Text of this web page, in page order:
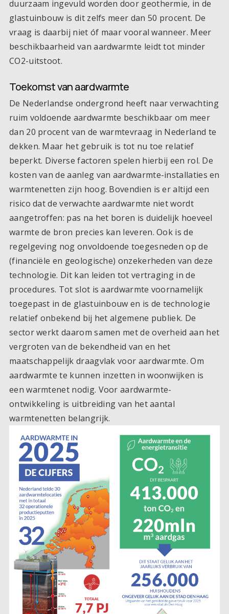
duurzaam ingevuld worden door geothermie, in de
glastuinbouw is dit zelfs meer dan 50 procent. De
vraag is daarbij niet óf maar vooral wanneer. Meer
beschikbaarheid van aardwarmte leidt tot minder
CO2-uitstoot.
Toekomst van aardwarmte
De Nederlandse ondergrond heeft naar verwachting
ruim voldoende aardwarmte beschikbaar om meer
dan 20 procent van de warmtevraag in Nederland te
dekken. Maar het gebruik is tot nu toe relatief
beperkt. Diverse factoren spelen hierbij een rol. De
kosten van de aanleg van aardwarmte-installaties en
warmtenetten zijn hoog. Bovendien is er altijd een
risico dat de verwachte aardwarmte niet wordt
aangetroffen: pas na het boren is duidelijk hoeveel
warmte de bron precies kan leveren. Ook is de
regelgeving nog onvoldoende toegesneden op de
(financiële en geologische) onzekerheden van deze
technologie. Dit kan leiden tot vertraging in de
procedures. Tot slot is aardwarmte voornamelijk
toegepast in de glastuinbouw en is de technologie
relatief onbekend bij het algemene publiek. De
sector werkt daarom samen met de overheid aan het
vergroten van de bekendheid van en het
maatschappelijk draagvlak voor aardwarmte. Om
aardwarmte te kunnen inzetten in woonwijken is
een warmtenet nodig. Voor aardwarmte-
ontwikkeling is uitbreiding van het aantal
warmtenetten belangrijk.